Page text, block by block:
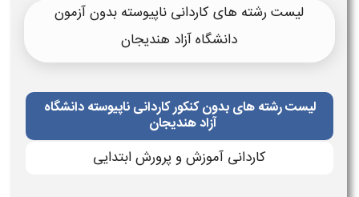
لیست رشته های کاردانی ناپیوسته بدون آزمون
دانشگاه آزاد هندیجان
لیست رشته های بدون کنکور کاردانی ناپیوسته دانشگاه
آزاد هندیجان
كاردانی آموزش و پرورش ابتدایی